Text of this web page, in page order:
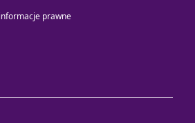
informacje prawne